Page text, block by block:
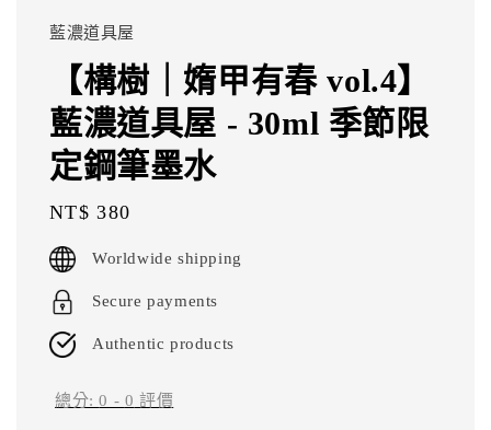
藍濃道具屋
【構樹｜媠甲有春 vol.4】
藍濃道具屋 - 30ml 季節限
定鋼筆墨水
Regular
price
NT$ 380
Worldwide shipping
Secure payments
Authentic products
總分:0 - 0 評價